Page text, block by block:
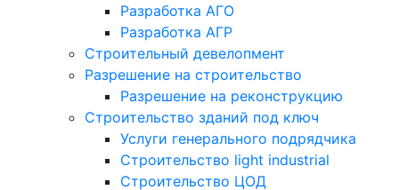
Разработка АГО
Разработка АГР
Строительный девелопмент
Разрешение на строительство
Разрешение на реконструкцию
Строительство зданий под ключ
Услуги генерального подрядчика
Строительство light industrial
Строительство ЦОД